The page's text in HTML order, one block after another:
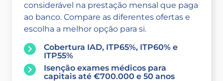
considerável na prestação mensal que paga
ao banco. Compare as diferentes ofertas e
escolha a melhor opção para si.
Cobertura IAD, ITP65%, ITP60% e
ITP55%
Isenção exames médicos para
capitais até €700.000 e 50 anos